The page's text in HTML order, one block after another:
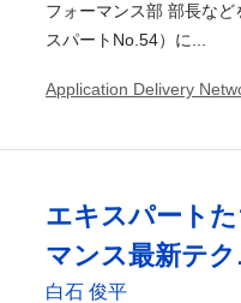
フォーマンス部 部長な
スパートNo.54）に...
Application Delivery
エキスパート
マンス最新テク
白石 俊平